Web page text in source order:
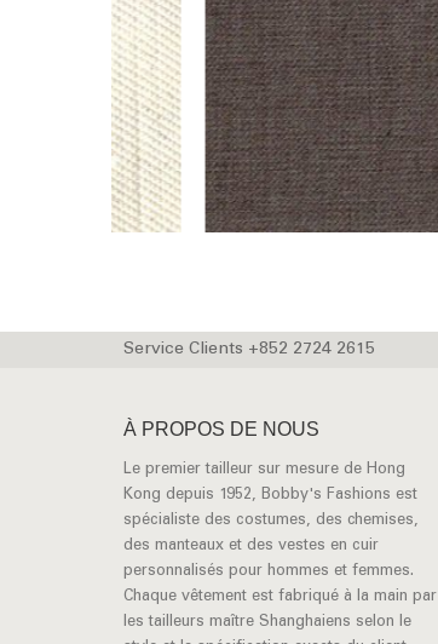
Service Clients +852 2724 2615
À PROPOS DE NOUS
Le premier tailleur sur mesure de Hong
Kong depuis 1952, Bobby's Fashions est
spécialiste des costumes, des chemises,
des manteaux et des vestes en cuir
personnalisés pour hommes et femmes.
Chaque vêtement est fabriqué à la main par
les tailleurs maître Shanghaiens selon le